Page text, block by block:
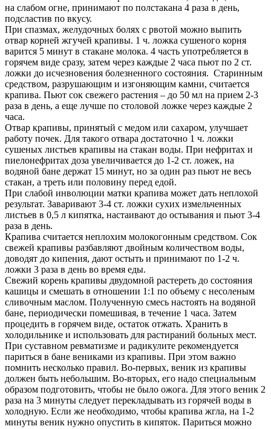
на слабом огне, принимают по полстакана 4 раза в день,
подсластив по вкусу.
При спазмах, желудочных болях с рвотой можно выпить
отвар корней жгучей крапивы. 1 ч. ложка сушеного корня
варится 5 минут в стакане молока. 4 часть употребляется в
горячем виде сразу, затем через каждые 2 часа пьют по 2 ст.
ложки до исчезновения болезненного состояния. Старинным
средством, разрушающим и изгоняющим камни, считается
крапива. Пьют сок свежего растения – до 50 мл на прием 2-3
раза в день, а еще лучше по столовой ложке через каждые 2
часа.
Отвар крапивы, принятый с медом или сахаром, улучшает
работу почек. Для такого отвара достаточно 1 ч. ложки
сушеных листьев крапивы на стакан воды. При нефритах и
пиелонефритах доза увеличивается до 1-2 ст. ложек, на
водяной бане держат 15 минут, но за один раз пьют не весь
стакан, а треть или половину перед едой.
При слабой инволюции матки крапива может дать неплохой
результат. Заваривают 3-4 ст. ложки сухих измельченных
листьев в 0,5 л кипятка, настаивают до остывания и пьют 3-4
раза в день.
Крапива считается неплохим молокогонным средством. Сок
свежей крапивы разбавляют двойным количеством воды,
доводят до кипения, дают остыть и принимают по 1-2 ч.
ложки 3 раза в день во время еды.
Свежий корень крапивы двудомной растереть до состояния
кашицы и смешать в отношении 1:1 по объему с несоленым
сливочным маслом. Полученную смесь настоять на водяной
бане, периодически помешивая, в течение 1 часа. Затем
процедить в горячем виде, остаток отжать. Хранить в
холодильнике и использовать для растираний больных мест.
При суставном ревматизме и радикулите рекомендуется
париться в бане вениками из крапивы. При этом важно
помнить несколько правил. Во-первых, веник из крапивы
должен быть небольшим. Во-вторых, его надо специальным
образом подготовить, чтобы не было ожога. Для этого веник 2
раза на 3 минуты следует перекладывать из горячей воды в
холодную. Если же необходимо, чтобы крапива жгла, на 1-2
минуты веник нужно опустить в кипяток. Париться можно